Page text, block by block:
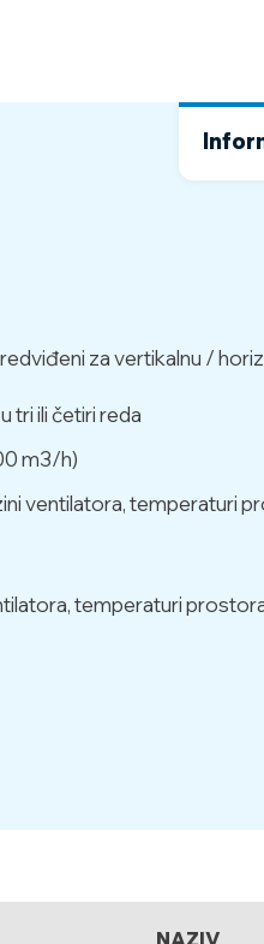
za vertikalnu /
tri ili četiri reda
m3/h)
ventilatora, temperaturi
temperaturi
NAZIV